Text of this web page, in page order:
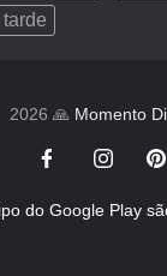
tarde
2026 🙏 Momento
do Google Play